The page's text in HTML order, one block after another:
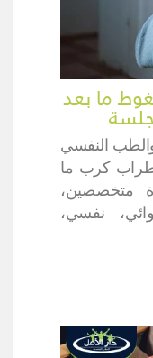
ما بعد
والطب النفسي
كرب ما
متخصصين،
نفسي،